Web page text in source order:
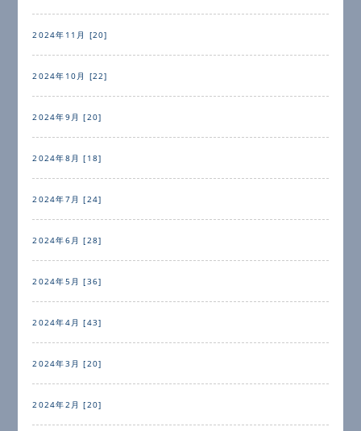
2024年11月 [20]
2024年10月 [22]
2024年9月 [20]
2024年8月 [18]
2024年7月 [24]
2024年6月 [28]
2024年5月 [36]
2024年4月 [43]
2024年3月 [20]
2024年2月 [20]